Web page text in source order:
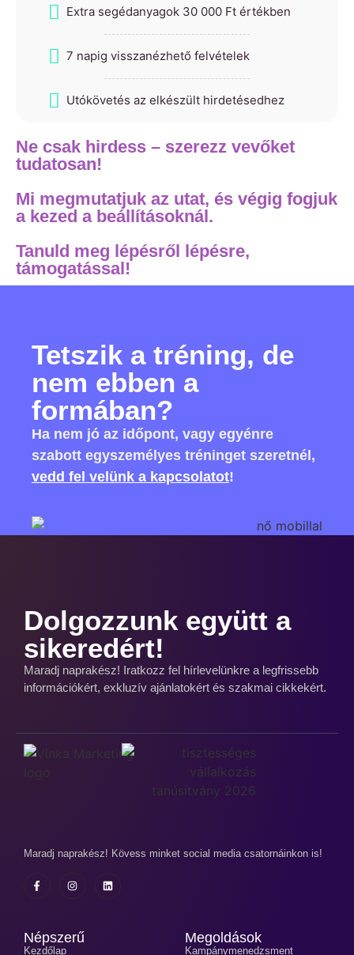
Extra segédanyagok 30 000 Ft értékben
7 napig visszanézhető felvételek
Utókövetés az elkészült hirdetésedhez
Ne csak hirdess – szerezz vevőket
tudatosan!
Mi megmutatjuk az utat, és végig fogjuk
a kezed a beállításoknál.
Tanuld meg lépésről lépésre,
támogatással!
Tetszik a tréning, de
nem ebben a
formában?
Ha nem jó az időpont, vagy egyénre
szabott egyszemélyes tréninget szeretnél,
vedd fel velünk a kapcsolatot!
Dolgozzunk együtt a
sikeredért!
Maradj naprakész! Iratkozz fel hírlevelünkre a legfrissebb
információkért, exkluzív ajánlatokért és szakmai cikkekért.
Maradj naprakész! Kövess minket social media csatornáinkon is!
Népszerű
Kezdőlap
Megoldások
Kampánymenedzsment